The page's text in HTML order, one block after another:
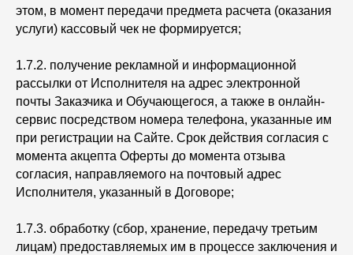
этом, в момент передачи предмета расчета (оказания
услуги) кассовый чек не формируется;
1.7.2. получение рекламной и информационной
рассылки от Исполнителя на адрес электронной
почты Заказчика и Обучающегося, а также в онлайн-
сервис посредством номера телефона, указанные им
при регистрации на Сайте. Срок действия согласия с
момента акцепта Оферты до момента отзыва
согласия, направляемого на почтовый адрес
Исполнителя, указанный в Договоре;
1.7.3. обработку (сбор, хранение, передачу третьим
лицам) предоставляемых им в процессе заключения и